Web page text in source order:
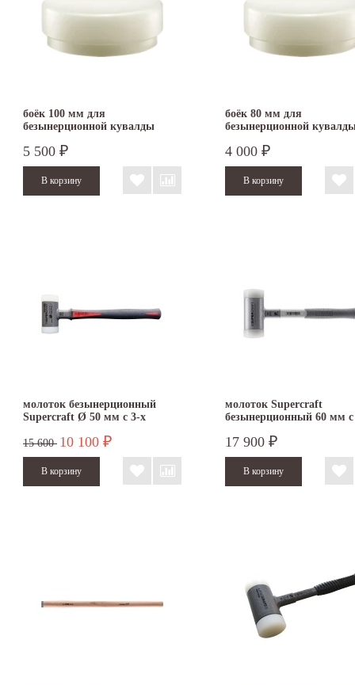
боёк 100 мм для
безынерционной кувалды
5 500 ₽
боёк 80 мм для
безынерционной
4 000 ₽
молоток безынерционный
Supercraft Ø 50 мм с 3-х
3389.050
15 600 10 100 ₽
молоток Supercraft
безынерционный 60 мм с
3399.060
17 900 ₽